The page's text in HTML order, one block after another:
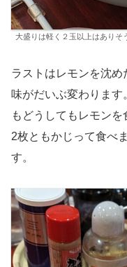
大盛りは軽く２玉以上はあり
ラストはレモンを沈
味がだいぶ変わりま
もどうしてもレモン
2枚ともかじって食べ
す。